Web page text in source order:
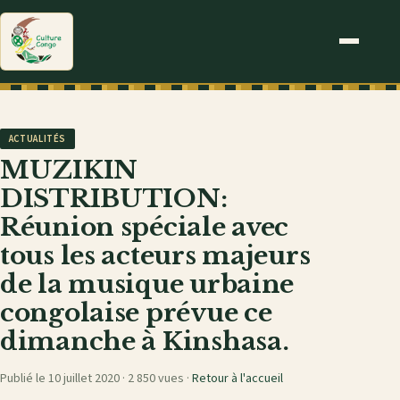
ACTUALITÉS
MUZIKIN
DISTRIBUTION:
Réunion spéciale avec
tous les acteurs majeurs
de la musique urbaine
congolaise prévue ce
dimanche à Kinshasa.
Publié le 10 juillet 2020 · 2 850 vues · Retour à l'accueil